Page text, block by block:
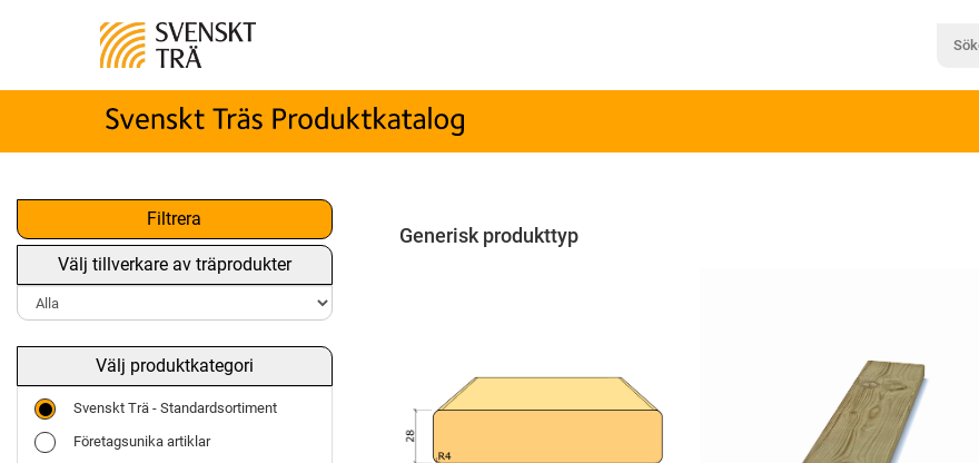
Filtrera
Välj tillverkare av träprodukter
Välj produktkategori
Svenskt Trä - Standardsortiment
Företagsunika artiklar
Generisk produkttyp